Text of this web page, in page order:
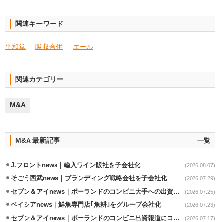
関連キーワード
平和堂 吸収合併 エール
関連カテゴリー
M&A
M&A 最新記事 一覧
J.フロントnews｜輸入ワイン販社を子会社化 (2026.08.07)
そごう西武news｜ブランディング戦略会社を子会社化 (2026.07.29)
セブン＆アイnews｜ポーランドのコンビニ大手への出資見送る (2026.07.25)
ベイシアnews｜鮮魚専門店｢魚耕｣をグループ会社化 (2026.07.23)
セブン＆アイnews｜ポーランドのコンビニ出資報道にコメント/協議は認める (2026.07.17)